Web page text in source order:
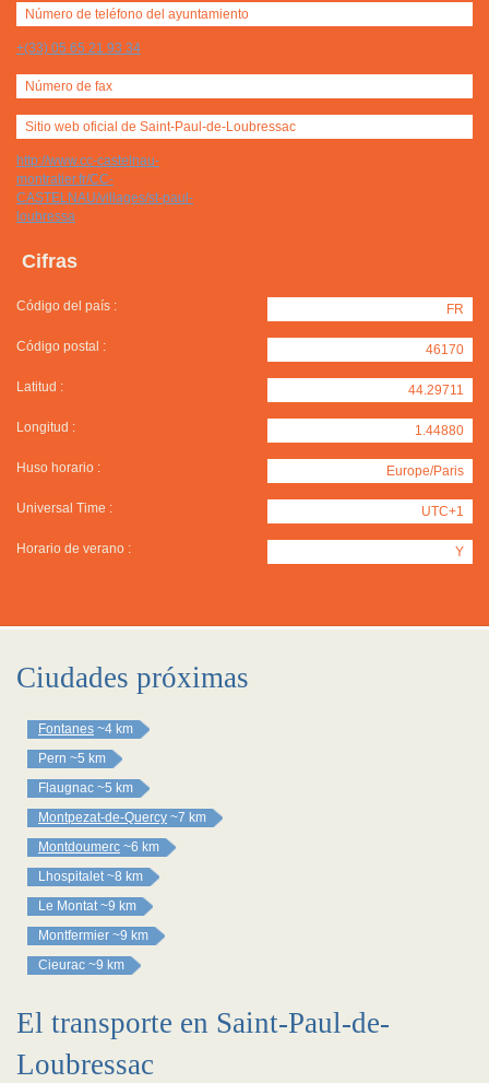
Número de teléfono del ayuntamiento
+(33) 05 65 21 93 34
Número de fax
Sitio web oficial de Saint-Paul-de-Loubressac
http://www.cc-castelnau-
montratier.fr/CC-
CASTELNAU/villages/st-paul-
loubressa
Cifras
Código del país : FR
Código postal : 46170
Latitud : 44.29711
Longitud : 1.44880
Huso horario : Europe/Paris
Universal Time : UTC+1
Horario de verano : Y
Ciudades próximas
Fontanes ~4 km
Pern ~5 km
Flaugnac ~5 km
Montpezat-de-Quercy ~7 km
Montdoumerc ~6 km
Lhospitalet ~8 km
Le Montat ~9 km
Montfermier ~9 km
Cieurac ~9 km
El transporte en Saint-Paul-de-
Loubressac